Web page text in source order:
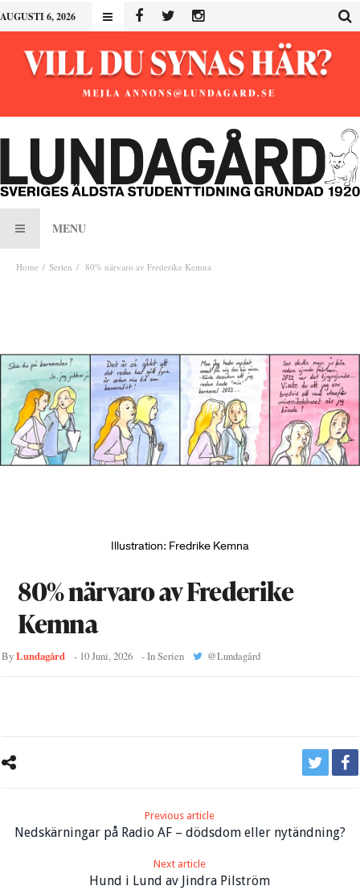
AUGUSTI 6, 2026
MENU
Home Serien 80% närvaro av Frederike Kemna
Illustration: Fredrike Kemna
80% närvaro av Frederike
Kemna
ByLundagård - 10 Juni, 2026 - InSerien @Lundagård
Previous article
Nedskärningar på Radio AF – dödsdom eller nytändning?
Next article
Hund i Lund av Jindra Pilström